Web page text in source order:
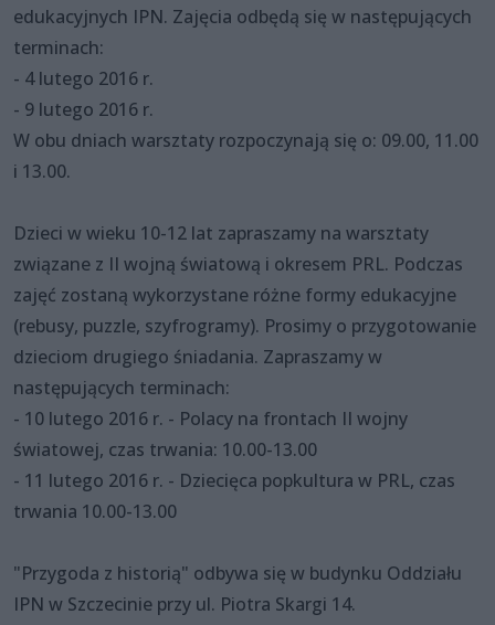
edukacyjnych IPN. Zajęcia odbędą się w następujących
terminach:
- 4 lutego 2016 r.
- 9 lutego 2016 r.
W obu dniach warsztaty rozpoczynają się o: 09.00, 11.00
i 13.00.
Dzieci w wieku 10-12 lat zapraszamy na warsztaty
związane z II wojną światową i okresem PRL. Podczas
zajęć zostaną wykorzystane różne formy edukacyjne
(rebusy, puzzle, szyfrogramy). Prosimy o przygotowanie
dzieciom drugiego śniadania. Zapraszamy w
następujących terminach:
- 10 lutego 2016 r. - Polacy na frontach II wojny
światowej, czas trwania: 10.00-13.00
- 11 lutego 2016 r. - Dziecięca popkultura w PRL, czas
trwania 10.00-13.00
"Przygoda z historią" odbywa się w budynku Oddziału
IPN w Szczecinie przy ul. Piotra Skargi 14.